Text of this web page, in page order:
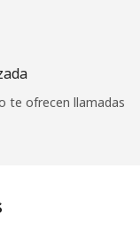
te ofrecen llamadas